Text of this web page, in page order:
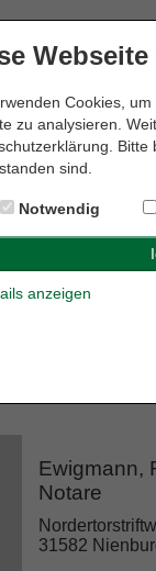
Cookies,
zu analysieren.
Bitte
sind.
Notwendig
anzeigen
Dr. Edda
Weserstraße
31582 Nienburg
Tel: (0 50 21)
Dr. Genthe
Kirchplatz 10a
Ewigmann,
Notare
31582